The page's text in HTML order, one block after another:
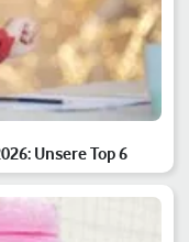
Unsere Top 6